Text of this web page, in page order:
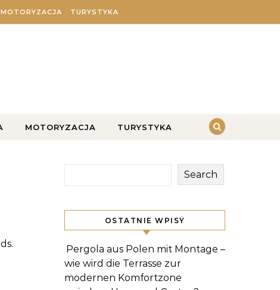
MOTORYZACJA TURYSTYKA
MOTORYZACJA TURYSTYKA
Search
OSTATNIE WPISY
Pergola aus Polen mit Montage –
wie wird die Terrasse zur
modernen Komfortzone